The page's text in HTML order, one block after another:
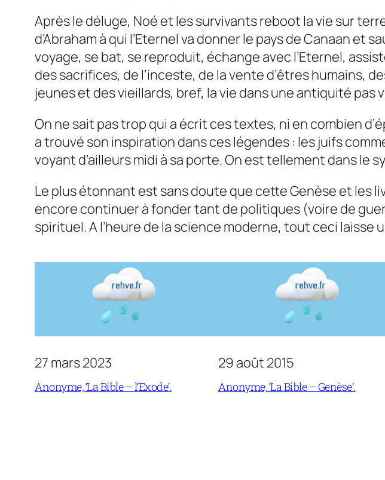
Après le déluge, Noé et les survivants reboot la vie sur
d’Abraham à qui l’Eternel va donner le pays de Canaan
voyage, se bat, se reproduit, échange avec l’Eternel,
des sacrifices, de l’inceste, de la vente d’êtres humains,
jeunes et des vieillards, bref, la vie dans une antiquité pas
On ne sait pas trop qui a écrit ces textes, ni en combien
a trouvé son inspiration dans ces légendes : les juifs
voyant d’ailleurs midi à sa porte. On est tellement dans le
Le plus étonnant est sans doute que cette Genèse et les
encore continuer à fonder tant de politiques (voire de
spirituel. A l’heure de la science moderne, tout ceci laisse
27 mars 2023
Anonyme, ‘La Bible – l’Exode’.
29 août 2015
Anonyme, ‘La Bible – Genèse’.